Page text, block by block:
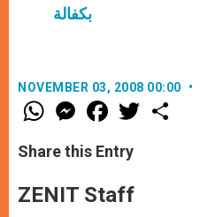
بكفالة
NOVEMBER 03, 2008 00:00
W
h
t
s
p
p
M
e
s
e
g
e
F
a
e
b
o
k
w
Share this Entry
ZENIT Staff